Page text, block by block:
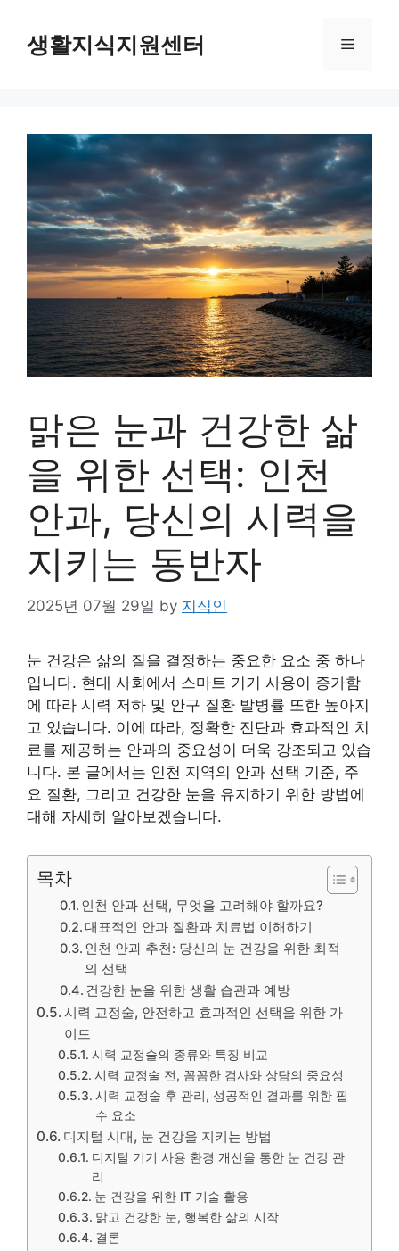
content생활지식지원센터 Menu
맑은 눈과 건강한 삶
을 위한 선택: 인천
안과, 당신의 시력을
지키는 동반자
2025년 07월 29일 by 지식인
눈 건강은 삶의 질을 결정하는 중요한 요소 중 하나
입니다. 현대 사회에서 스마트 기기 사용이 증가함
에 따라 시력 저하 및 안구 질환 발병률 또한 높아지
고 있습니다. 이에 따라, 정확한 진단과 효과적인 치
료를 제공하는 안과의 중요성이 더욱 강조되고 있습
니다. 본 글에서는 인천 지역의 안과 선택 기준, 주
요 질환, 그리고 건강한 눈을 유지하기 위한 방법에
대해 자세히 알아보겠습니다.
목차
인천 안과 선택, 무엇을 고려해야 할까요?
대표적인 안과 질환과 치료법 이해하기
인천 안과 추천: 당신의 눈 건강을 위한 최적
의 선택
건강한 눈을 위한 생활 습관과 예방
시력 교정술, 안전하고 효과적인 선택을 위한 가
이드
시력 교정술의 종류와 특징 비교
시력 교정술 전, 꼼꼼한 검사와 상담의 중요성
시력 교정술 후 관리, 성공적인 결과를 위한 필
수 요소
디지털 시대, 눈 건강을 지키는 방법
디지털 기기 사용 환경 개선을 통한 눈 건강 관
리
눈 건강을 위한 IT 기술 활용
맑고 건강한 눈, 행복한 삶의 시작
결론